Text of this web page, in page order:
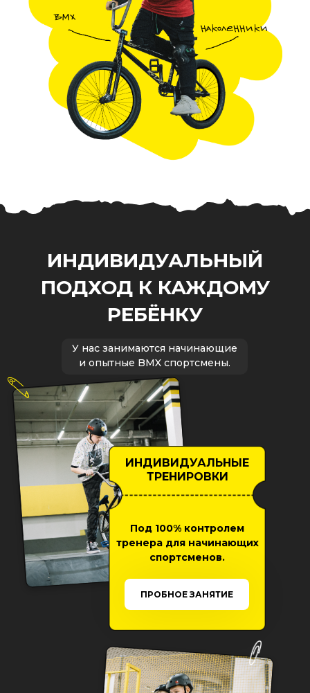
ИНДИВИДУАЛЬНЫЙ
ПОДХОД К КАЖДОМУ
РЕБЁНКУ
У нас занимаются начинающие
и опытные BMX спортсмены.
ИНДИВИДУАЛЬНЫЕ
ТРЕНИРОВКИ
Под 100% контролем
тренера для начинающих
спортсменов.
ПРОБНОЕ ЗАНЯТИЕ